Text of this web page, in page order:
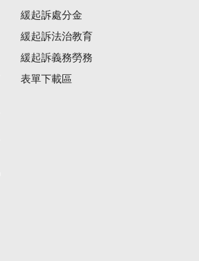
緩起訴處分金
緩起訴法治教育
緩起訴義務勞務
表單下載區